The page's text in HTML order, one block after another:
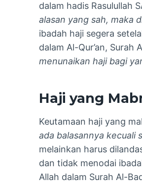
dalam hadis Rasulullah
alasan yang sah, maka
ibadah haji segera
dalam Al-Qur’an, Surah
menunaikan haji bagi
Haji yang
Keutamaan haji yang
ada balasannya kecuali
melainkan harus
dan tidak menodai
Allah dalam Surah Al-